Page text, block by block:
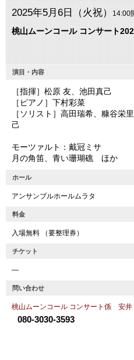
2025年5月6日（火祝）14:00
桃山ムーンコール コンサート
演目・内容
［指揮］松原 友、池田真己
［ピアノ］下村彩菜
［ソリスト］高田瑞希、糠谷栄
己
モーツァルト：戴冠ミサ
月の角笛、青い珊瑚礁 ほか
ホール
アンサンブルホールムラタ
料金
入場無料 （要整理券）
チケット
―
問い合わせ
桃山ムーンコール コンサート係 安井
080-3030-3593